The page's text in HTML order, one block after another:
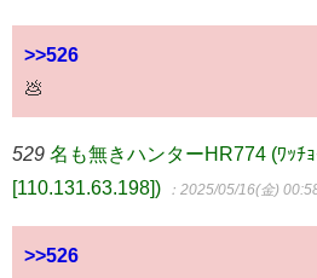
>>526
💩
529 名も無きハンターHR774 (ﾜｯﾁ
[110.131.63.198])
：2025/05/16(金)
>>526